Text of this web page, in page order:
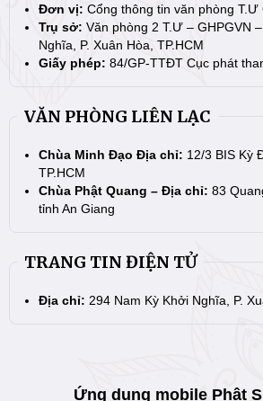
Đơn vị: Cổng thông tin văn phòng T.Ư
Trụ sở: Văn phòng 2 T.Ư – GHPGVN
Nghĩa, P. Xuân Hòa, TP.HCM
Giấy phép: 84/GP-TTĐT Cục phát
VĂN PHÒNG LIÊN LẠC
Chùa Minh Đạo Địa chỉ: 12/3 BIS Kỳ
TP.HCM
Chùa Phật Quang – Địa chỉ: 83
tỉnh An Giang
TRANG TIN ĐIỆN TỬ
Địa chỉ: 294 Nam Kỳ Khởi Nghĩa, P.
Ứng dụng mobile Phật